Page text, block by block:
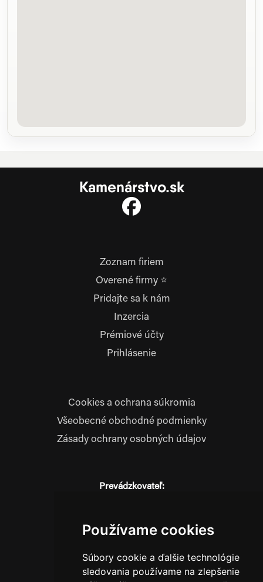
Používame cookies
Súbory cookie a ďalšie technológie
sledovania používame na zlepšenie
Kamenárstvo.sk
Zoznam firiem
Overené firmy ⭐
Pridajte sa k nám
Inzercia
Prémiové účty
Prihlásenie
Cookies a ochrana súkromia
Všeobecné obchodné podmienky
Zásady ochrany osobných údajov
Prevádzkovateľ:
014 01 Bytča
DIČ: 2121076738